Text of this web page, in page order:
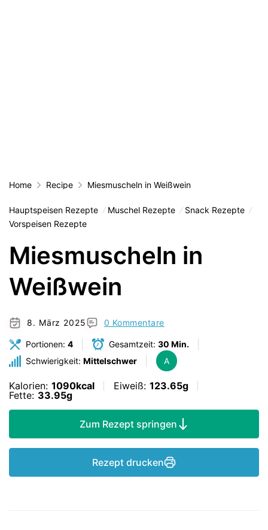
Home Recipe Miesmuscheln in Weißwein
Hauptspeisen Rezepte Muschel Rezepte
Snack Rezepte
Vorspeisen Rezepte
Miesmuscheln in
Weißwein
8. März 2025 0 Kommentare
Portionen: 4 Gesamtzeit: 30 Min.
Schwierigkeit: Mittelschwer A
Kalorien: 1090kcal Eiweiß: 123.65g
Fette: 33.95g
Zum Rezept springen
Rezept drucken